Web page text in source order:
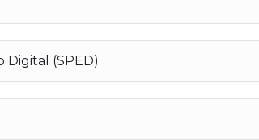
Digital (SPED)